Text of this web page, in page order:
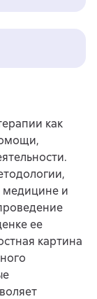
как
медицине и
ее
картина